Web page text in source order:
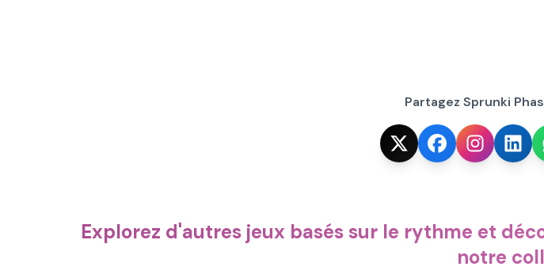
Partagez Sprunki
Explorez d'autres jeux basés sur le rythme et
notre